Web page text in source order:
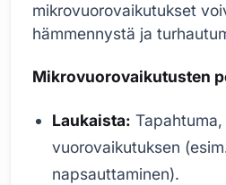
mikrovuorovaikutukset
hämmennystä ja
Mikrovuorovaikutusten
Laukaista:
vuorovaikutuksen
napsauttaminen).